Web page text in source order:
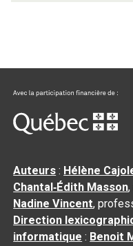
Auteurs : Hélène
Chantal‑Édith Masson
Nadine Vincent,
Direction
informatique : Benoit